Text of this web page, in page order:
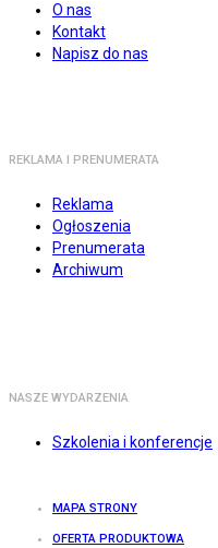
O nas
Kontakt
Napisz do nas
REKLAMA I PRENUMERATA
Reklama
Ogłoszenia
Prenumerata
Archiwum
NASZE WYDARZENIA
Szkolenia i konferencje
MAPA STRONY
OFERTA PRODUKTOWA